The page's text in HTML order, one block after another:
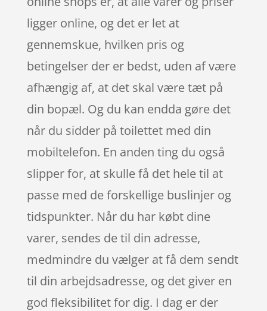
ligger online, og det er let at
gennemskue, hvilken pris og
betingelser der er bedst, uden af være
afhængig af, at det skal være tæt på
din bopæl. Og du kan endda gøre det
når du sidder på toilettet med din
mobiltelefon. En anden ting du også
slipper for, at skulle få det hele til at
passe med de forskellige buslinjer og
tidspunkter. Når du har købt dine
varer, sendes de til din adresse,
medmindre du vælger at få dem sendt
til din arbejdsadresse, og det giver en
god fleksibilitet for dig. I dag er der